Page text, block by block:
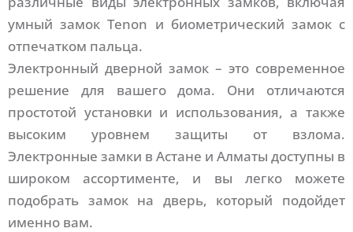
умный замок Tenon и биометрический замок с
отпечатком пальца.
Электронный дверной замок – это современное
решение для вашего дома. Они отличаются
простотой установки и использования, а также
высоким уровнем защиты от взлома.
Электронные замки в Астане и Алматы доступны в
широком ассортименте, и вы легко можете
подобрать замок на дверь, который подойдет
именно вам.